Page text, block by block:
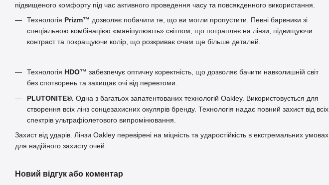
підвищеного комфорту під час активного проведення часу та повсякденного використання.
Технологія Prizm™ дозволяє побачити те, що ви могли пропустити. Певні барвники зі
спеціальною комбінацією «маніпулюють» світлом, що потрапляє на лінзи, підвищуючи
контраст та покращуючи колір, що розкриває очам ще більше деталей.
Технологія HDO™ забезпечує оптичну коректність, що дозволяє бачити навколишній світ
без спотворень та захищає очі від перевтоми.
PLUTONITE®. Одна з багатьох запатентованих технологій Oakley. Використовується для
створення всіх лінз сонцезахисних окулярів бренду. Технологія надає повний захист від всіх
спектрів ультрафіолетового випромінювання.
Захист від ударів. Лінзи Oakley перевірені на міцність та ударостійкість в екстремальних умовах
для надійного захисту очей.
Новий відгук або коментар